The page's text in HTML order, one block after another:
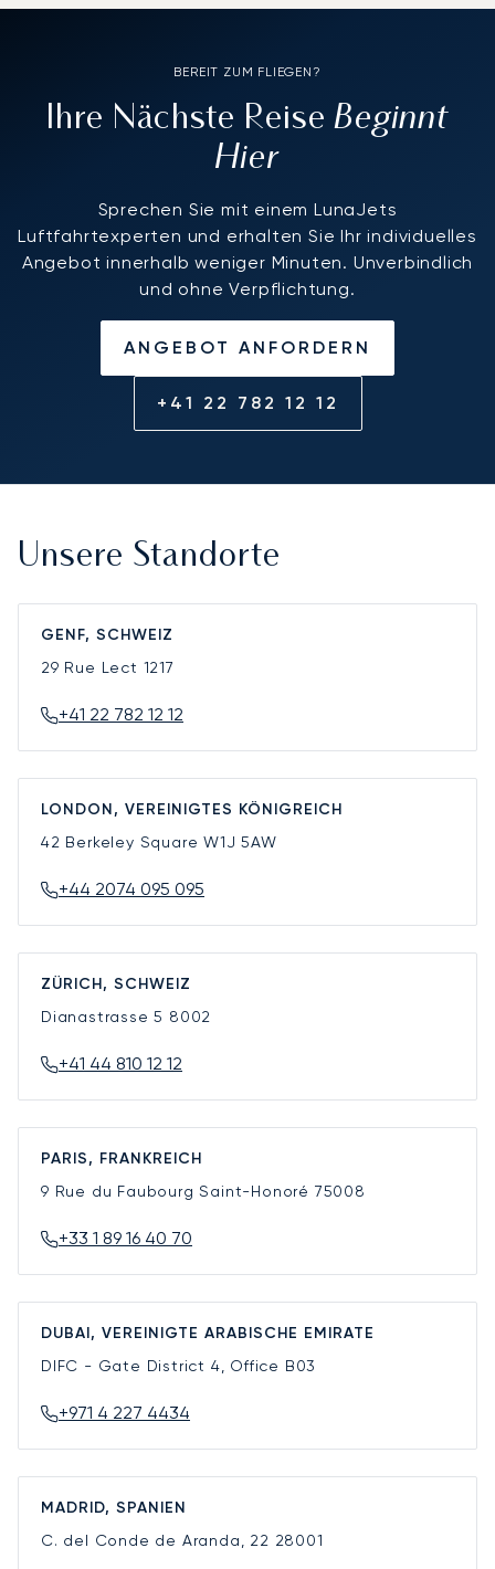
BEREIT ZUM FLIEGEN?
Ihre Nächste ReiseBeginnt
Hier
Sprechen Sie mit einem LunaJets
Luftfahrtexperten und erhalten Sie Ihr individuelles
Angebot innerhalb weniger Minuten. Unverbindlich
und ohne Verpflichtung.
ANGEBOT ANFORDERN
+41 22 782 12 12
Unsere Standorte
GENF, SCHWEIZ
29 Rue Lect 1217
+41 22 782 12 12
LONDON, VEREINIGTES KÖNIGREICH
42 Berkeley SquareW1J 5AW
+44 2074 095 095
ZÜRICH, SCHWEIZ
Dianastrasse 5 8002
+41 44 810 12 12
PARIS, FRANKREICH
9 Rue du Faubourg Saint-Honoré 75008
+33 1 89 16 40 70
DUBAI, VEREINIGTE ARABISCHE EMIRATE
DIFC - Gate District 4, Office B03
+971 4 227 4434
MADRID, SPANIEN
C. del Conde de Aranda, 22 28001